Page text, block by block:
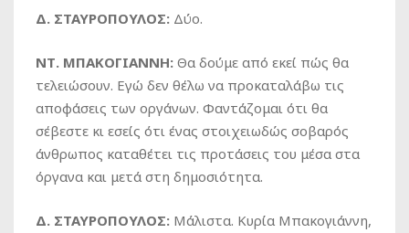
Δ. ΣΤΑΥΡΟΠΟΥΛΟΣ: Δύο.
ΝΤ. ΜΠΑΚΟΓΙΑΝΝΗ: Θα δούμε από εκεί πώς θα
τελειώσουν. Εγώ δεν θέλω να προκαταλάβω τις
αποφάσεις των οργάνων. Φαντάζομαι ότι θα
σέβεστε κι εσείς ότι ένας στοιχειωδώς σοβαρός
άνθρωπος καταθέτει τις προτάσεις του μέσα στα
όργανα και μετά στη δημοσιότητα.
Δ. ΣΤΑΥΡΟΠΟΥΛΟΣ: Μάλιστα. Κυρία Μπακογιάννη,